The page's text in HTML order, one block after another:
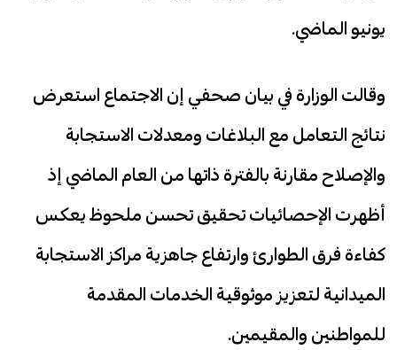
يونيو الماضي.
وقالت الوزارة في بيان صحفي إن الاجتماع استعرض
نتائج التعامل مع البلاغات ومعدلات الاستجابة
والإصلاح مقارنة بالفترة ذاتها من العام الماضي إذ
أظهرت الإحصائيات تحقيق تحسن ملحوظ يعكس
كفاءة فرق الطوارئ وارتفاع جاهزية مراكز الاستجابة
الميدانية لتعزيز موثوقية الخدمات المقدمة
للمواطنين والمقيمين.